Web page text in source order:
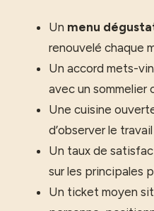
Un menu
renouvelé chaque
Un accord mets-
avec un sommelier
Une cuisine
d’observer le
Un taux de
sur les principales
Un ticket moyen